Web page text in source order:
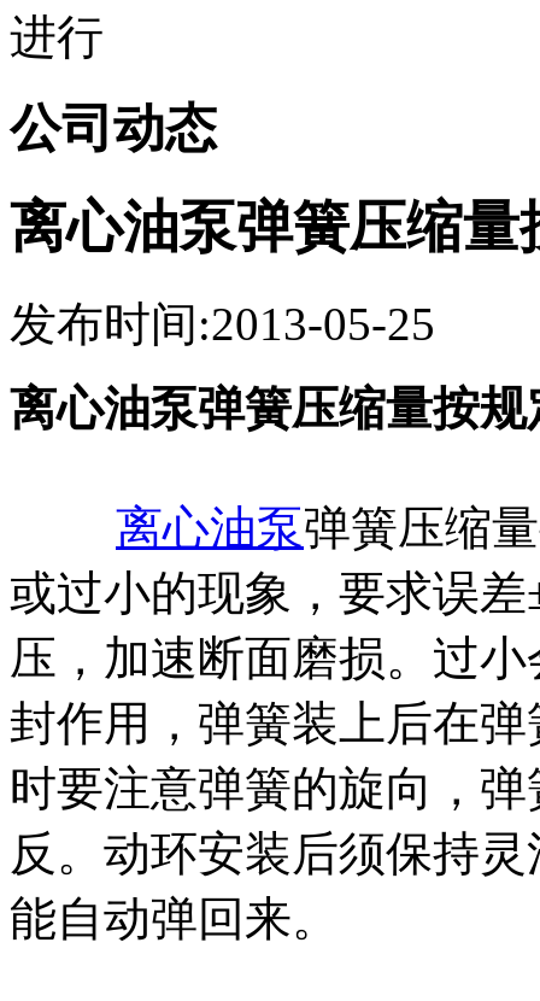
进行
公司动态
离心油泵弹簧压缩量
发布时间:2013-05-25
离心油泵弹簧压缩量按
离心油泵弹簧压缩
或过小的现象，要求误
压，加速断面磨损。过
封作用，弹簧装上后在
时要注意弹簧的旋向，
反。动环安装后须保持
能自动弹回来。